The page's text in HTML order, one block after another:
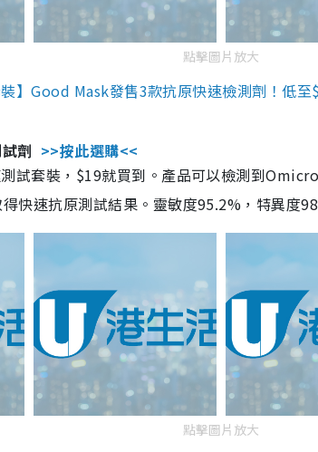
點擊圖片放大
】Good Mask發售3款抗原快速檢測劑！低
劑 >>按此選購<<
試套裝，$19就買到。產品可以檢測到
快速抗原測試結果。靈敏度95.2%，特異度
點擊圖片放大